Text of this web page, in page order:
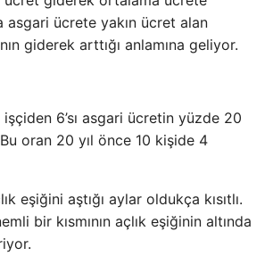
asgari ücrete yakın ücret alan
giderek arttığı anlamına geliyor.
işçiden 6’sı asgari ücretin yüzde 20
Bu oran 20 yıl önce 10 kişide 4
eşiğini aştığı aylar oldukça kısıtlı.
bir kısmının açlık eşiğinin altında